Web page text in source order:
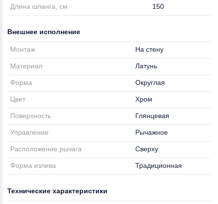
Длина шланга, см 150
Внешнее исполнение
Монтаж На стену
Материал Латунь
Форма Округлая
Цвет Хром
Поверхность Глянцевая
Управление Рычажное
Расположение рычага Сверху
Форма излива Традиционная
Технические характеристики